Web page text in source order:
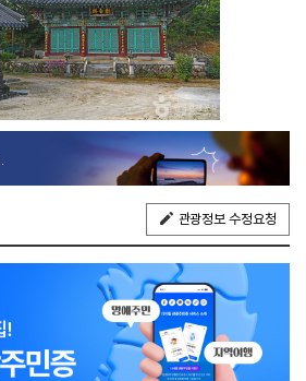
관광정보 수정요청